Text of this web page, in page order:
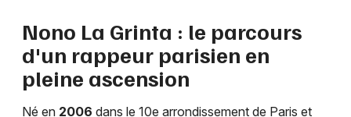
Nono La Grinta : le parcours
d'un rappeur parisien en
pleine ascension
Né en 2006 dans le 10e arrondissement de Paris et